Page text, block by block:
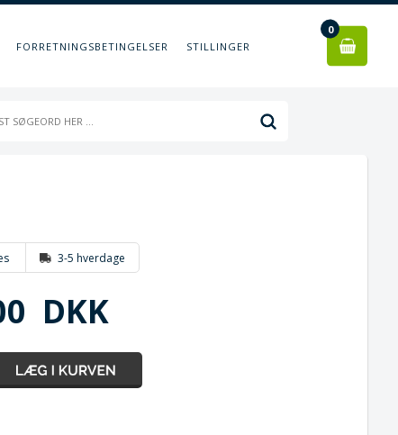
FORRETNINGSBETINGELSER STILLINGER
0
3-5 hverdage
DKK